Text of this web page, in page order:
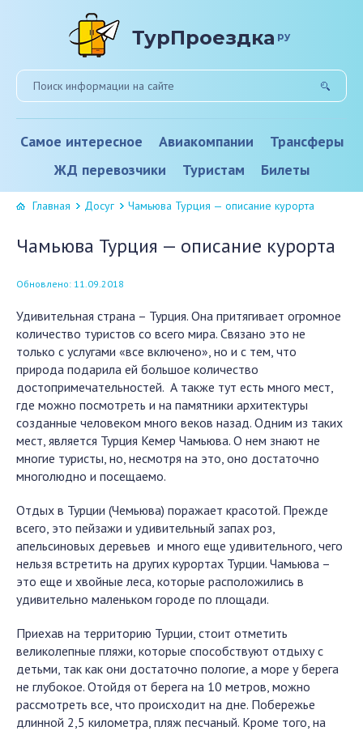
ТурПроездка ру
Самое интересное Авиакомпании
Трансферы
ЖД перевозчики
Туристам Билеты
Главная Досуг Чамьюва Турция — описание курорта
Чамьюва Турция — описание курорта
Обновлено: 11.09.2018
Удивительная страна – Турция. Она притягивает огромное
количество туристов со всего мира. Связано это не
только с услугами «все включено», но и с тем, что
природа подарила ей большое количество
достопримечательностей. А также тут есть много мест,
где можно посмотреть и на памятники архитектуры
созданные человеком много веков назад. Одним из таких
мест, является Турция Кемер Чамьюва. О нем знают не
многие туристы, но, несмотря на это, оно достаточно
многолюдно и посещаемо.
Отдых в Турции (Чемьюва) поражает красотой. Прежде
всего, это пейзажи и удивительный запах роз,
апельсиновых деревьев и много еще удивительного, чего
нельзя встретить на других курортах Турции. Чамьюва –
это еще и хвойные леса, которые расположились в
удивительно маленьком городе по площади.
Приехав на территорию Турции, стоит отметить
великолепные пляжи, которые способствуют отдыху с
детьми, так как они достаточно пологие, а море у берега
не глубокое. Отойдя от берега на 10 метров, можно
рассмотреть все, что происходит на дне. Побережье
длинной 2,5 километра, пляж песчаный. Кроме того, на